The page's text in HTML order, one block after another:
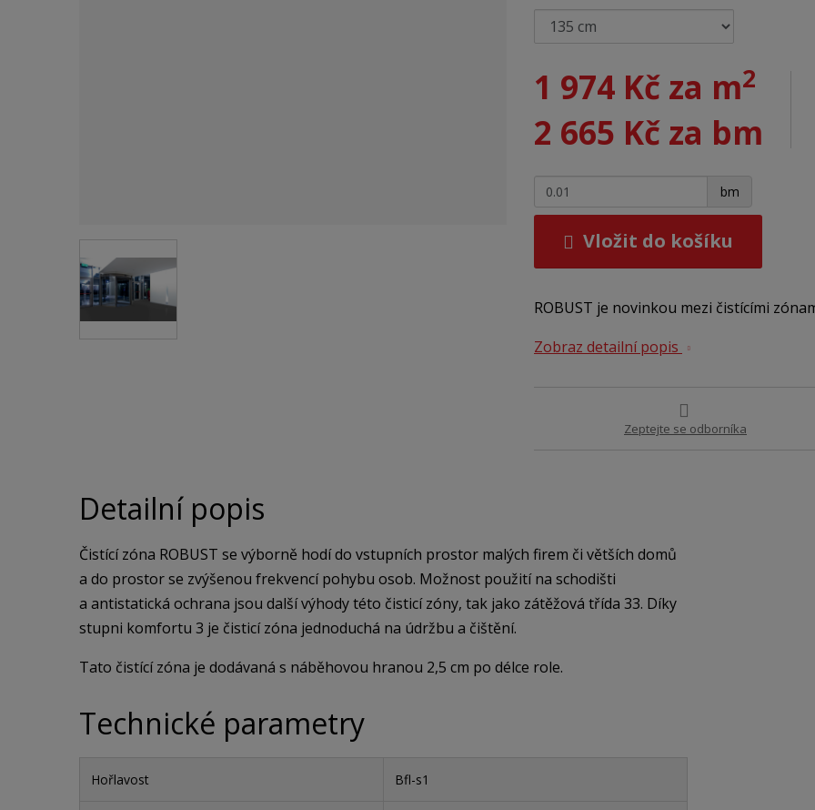
1 974 Kč za m2
2 665 Kč za bm
bm
+ -
Vložit do košíku
ROBUST je novinkou mezi čistícími
Zobraz detailní popis
Zeptejte se odborníka
Detailní popis
Čistící zóna ROBUST se výborně hodí do vstupních prostor malých firem či větších domů
a do prostor se zvýšenou frekvencí pohybu osob. Možnost použití na schodišti
a antistatická ochrana jsou další výhody této čisticí zóny, tak jako zátěžová třída 33. Díky
stupni komfortu 3 je čisticí zóna jednoduchá na údržbu a čištění.
Tato čistící zóna je dodávaná s náběhovou hranou 2,5 cm po délce role.
Technické parametry
Hořlavost Bfl-s1